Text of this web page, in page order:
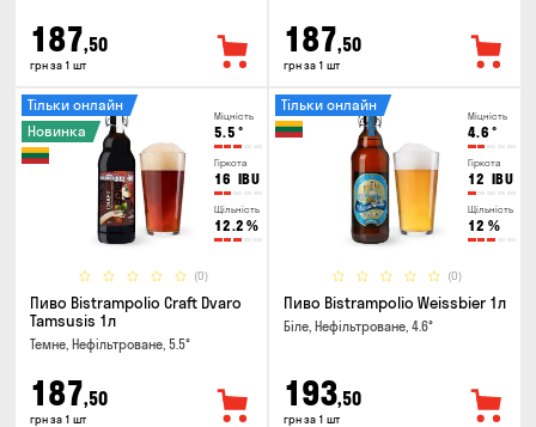
187,50
грн за 1 шт
187,50
грн за 1 шт
Міцність
5.5 °
Гіркота
16 IBU
Щільність
12.2 %
(0)
Тільки онлайн
Новинка
Пиво Bistrampolio Craft Dvaro
Tamsusis 1л
Темне, Нефільтроване, 5.5°
187,50
грн за 1 шт
Міцність
4.6 °
Гіркота
12 IBU
Щільність
12 %
(0)
Тільки онлайн
Пиво Bistrampolio Weissbier 1л
Біле, Нефільтроване, 4.6°
193,50
грн за 1 шт